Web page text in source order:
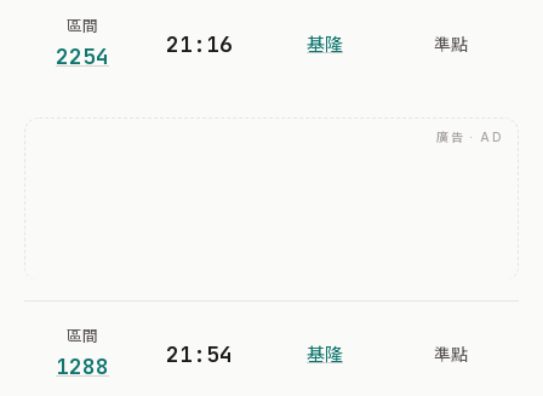
區間
2254 21:16 基隆 準點
廣告 · AD
區間
1288 21:54 基隆 準點